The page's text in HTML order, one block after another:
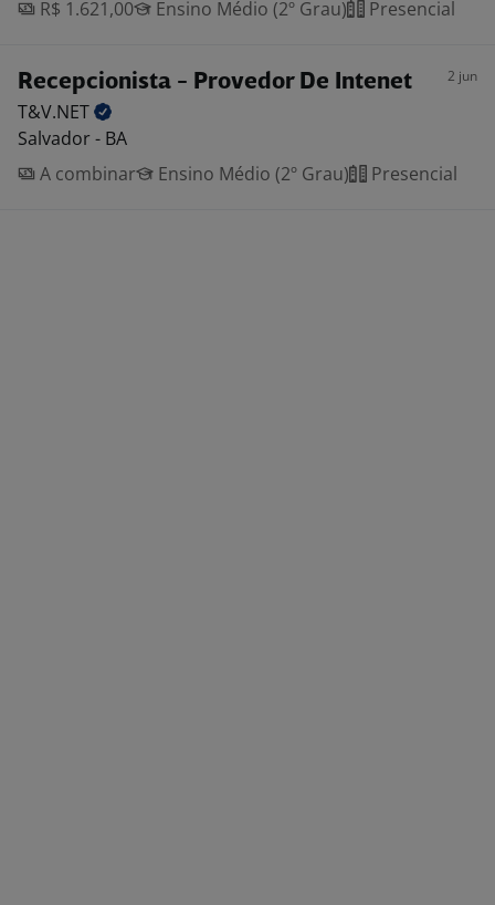
R$ 1.621,00 Ensino Médio (2º Grau) Presencial
Recepcionista - Provedor De Intenet 2 jun
T&V.NET
Salvador - BA
A combinar
Ensino Médio (2º Grau) Presencial